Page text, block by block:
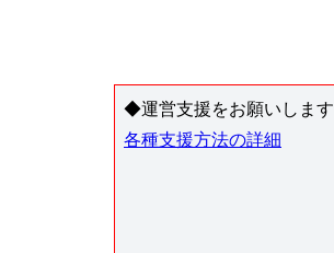
◆運営支援をお願いします
各種支援方法の詳細